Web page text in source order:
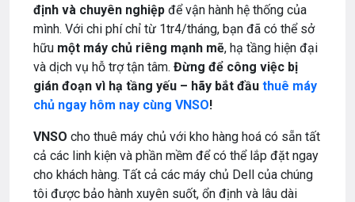
định và chuyên nghiệp để vận hành hệ thống của
mình. Với chi phí chỉ từ 1tr4/tháng, bạn đã có thể sở
hữu một máy chủ riêng mạnh mẽ, hạ tầng hiện đại
và dịch vụ hỗ trợ tận tâm. Đừng để công việc bị
gián đoạn vì hạ tầng yếu – hãy bắt đầu thuê máy
chủ ngay hôm nay cùng VNSO!
VNSO cho thuê máy chủ với kho hàng hoá có sẵn tất
cả các linh kiện và phần mềm để có thể lắp đặt ngay
cho khách hàng. Tất cả các máy chủ Dell của chúng
tôi được bảo hành xuyên suốt, ổn định và lâu dài